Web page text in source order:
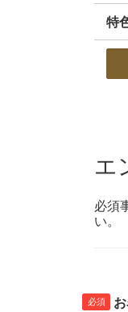
特
エ
必須
い。
必須